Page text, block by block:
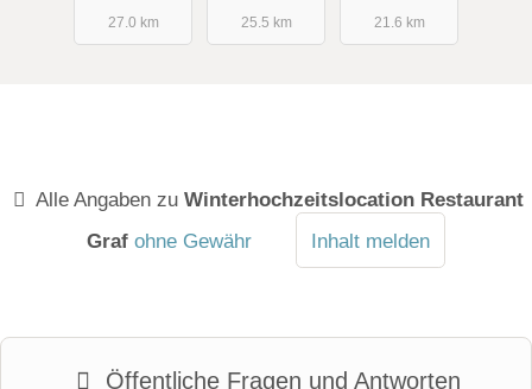
27.0 km
25.5 km
21.6 km
Alle Angaben zu Winterhochzeitslocation Restaurant
Graf ohne Gewähr Inhalt melden
Öffentliche Fragen und Antworten